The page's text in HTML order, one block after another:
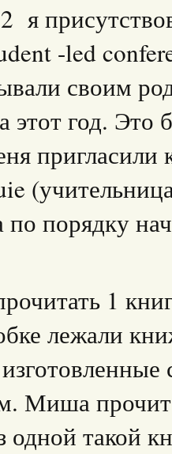
я
-led
своим
этот год. Это
пригласили
порядку
1
лежали
Миша
одной такой